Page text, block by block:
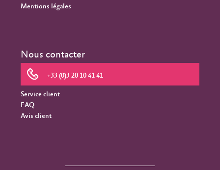
Mentions légales
Nous contacter
+33 (0)3 20 10 41 41
Service client
FAQ
Avis client